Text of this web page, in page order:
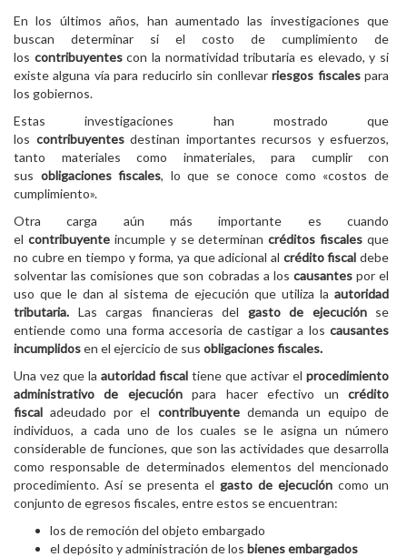
En los últimos años, han aumentado las investigaciones que
buscan determinar si el costo de cumplimiento de
los contribuyentescon la normatividad tributaria es elevado, y si
existe alguna vía para reducirlo sin conllevarriesgos fiscalespara
los gobiernos.
Estas investigaciones han mostrado que
los contribuyentesdestinan importantes recursos y esfuerzos,
tanto materiales como inmateriales, para cumplir con
sus obligaciones fiscales, lo que se conoce como «costos de
cumplimiento».
Otra carga aún más importante es cuando
el contribuyenteincumple y se determinancréditos fiscales que
no cubre en tiempo y forma, ya que adicional al crédito fiscal debe
solventar las comisiones que son cobradas a los causantespor el
uso que le dan al sistema de ejecución que utiliza la autoridad
tributaria. Las cargas financieras del gasto de ejecuciónse
entiende como una forma accesoria de castigar a los causantes
incumplidosen el ejercicio de sus obligaciones fiscales.
Una vez que la autoridad fiscal tiene que activar el procedimiento
administrativo de ejecuciónpara hacer efectivo uncrédito
fiscal adeudado por el contribuyentedemanda un equipo de
individuos, a cada uno de los cuales se le asigna un número
considerable de funciones, que son las actividades que desarrolla
como responsable de determinados elementos del mencionado
procedimiento. Así se presenta el gasto de ejecución como un
conjunto de egresos fiscales, entre estos se encuentran:
los de remoción del objeto embargado
el depósito y administración de los bienes embargados